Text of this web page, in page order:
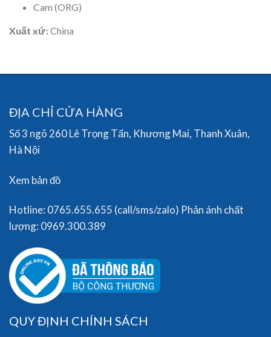
Cam (ORG)
Xuất xứ:China
ĐỊA CHỈ CỬA HÀNG
Số 3 ngõ 260 Lê Trọng Tấn, Khương Mai, Thanh Xuân,
Hà Nội
Xem bản đồ
Hotline: 0765.655.655 (call/sms/zalo) Phản ánh chất
lượng: 0969.300.389
QUY ĐỊNH CHÍNH SÁCH